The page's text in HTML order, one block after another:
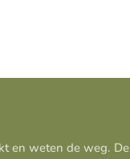
en weten de weg. De